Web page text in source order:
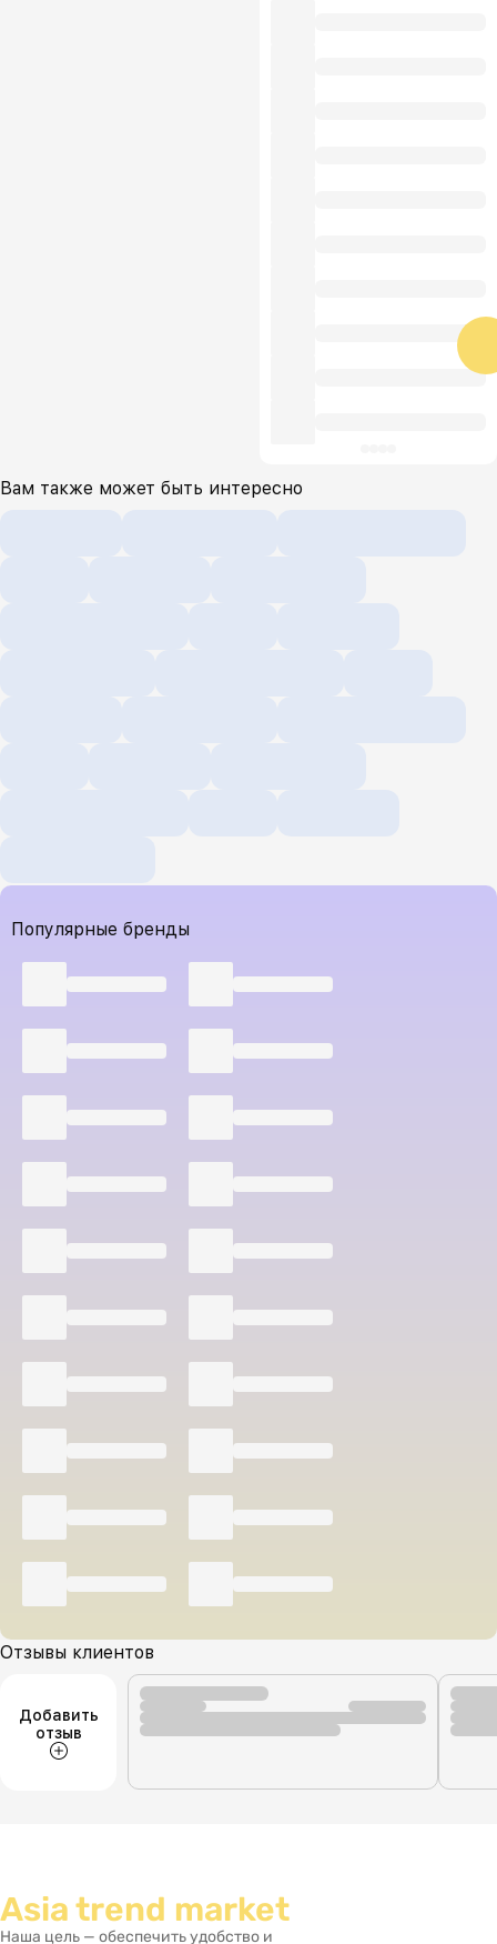
Вам также может быть интересно
Популярные бренды
Отзывы клиентов
Добавить
отзыв
Asia trend market
Наша цель — обеспечить удобство и